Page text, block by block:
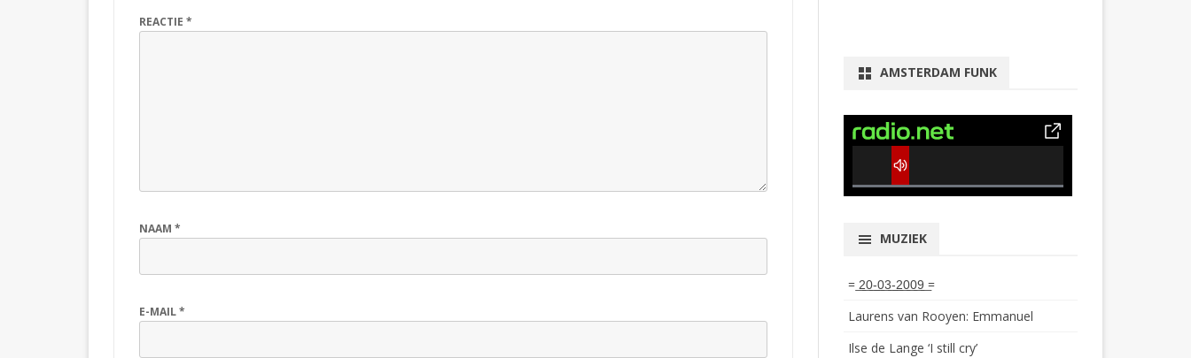
REACTIE *
NAAM *
E-MAIL*
AMSTERDAM FUNK
0% Complete
MUZIEK
= ͟2͟0͟-͟0͟3͟-͟2͟0͟0͟9͟ =
Laurens van Rooyen: Emmanuel
Ilse de Lange ‘I still cry’